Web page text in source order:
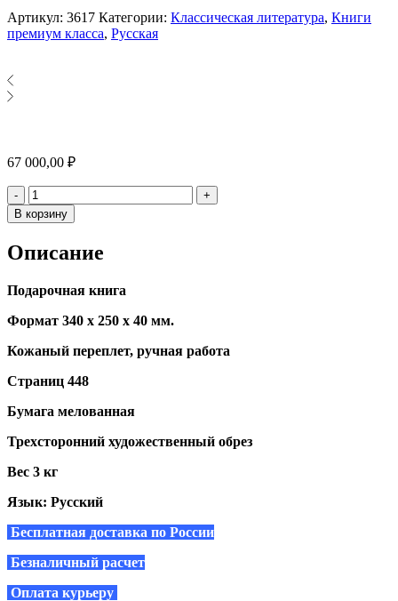
Артикул: 3617 Категории: Классическая литература, Книги
премиум класса, Русская
67 000,00 ₽
- Количество
+
В корзину
Описание
Подарочная книга
Формат 340 х 250 х 40 мм.
Кожаный переплет, ручная работа
Страниц 448
Бумага мелованная
Трехсторонний художественный обрез
Вес 3 кг
Язык: Русский
Бесплатная доставка по России
Безналичный расчет
Оплата курьеру